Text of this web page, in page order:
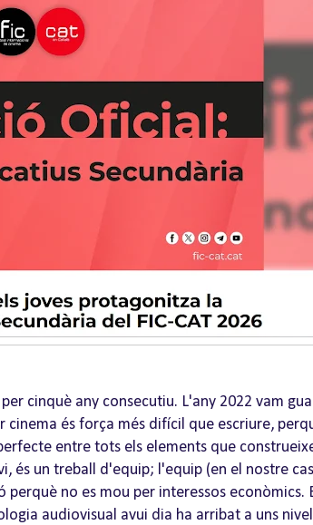
cinquè any consecutiu. L'any 2022 vam
és força més difícil que escriure,
entre tots els elements que
és un treball d'equip; l'equip (en el nostre
no es mou per interessos econòmics.
audiovisual avui dia ha arribat a uns